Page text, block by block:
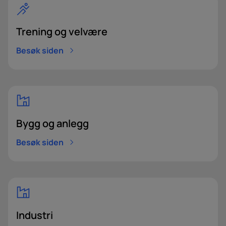
Trening og velvære
Besøk siden
Bygg og anlegg
Besøk siden
Industri